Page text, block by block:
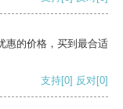
惠的价格，买到最合适
支持[0] 反对[0]